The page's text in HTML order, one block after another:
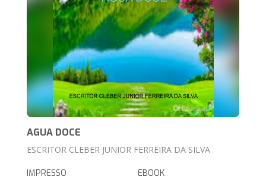
AGUA DOCE
ESCRITOR CLEBER JUNIOR FERREIRA DA SILVA
IMPRESSO EBOOK